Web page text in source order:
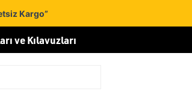
Kargo”
ve Kılavuzları